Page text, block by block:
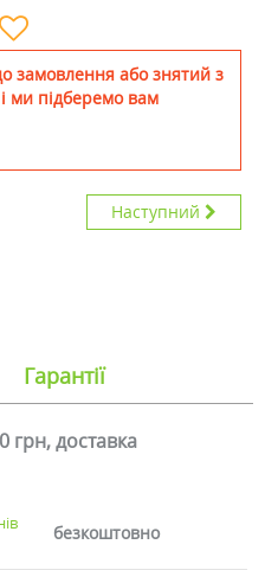
замовлення або знятий з
ми підберемо вам
Наступний
Гарантії
грн, доставка
безкоштовно